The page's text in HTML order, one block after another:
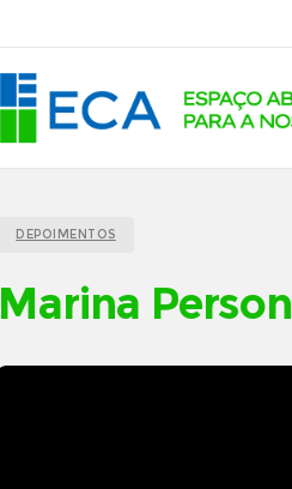
DEPOIMENTOS
Marina Person